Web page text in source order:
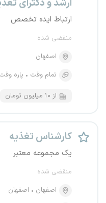
ارشد و دکترای
ارتباط ایده تخصص
منقضی شده
اصفهان
تمام وقت
پاره وقت
از ۱۰ میلیون تومان
کارشناس تغذیه
یک مجموعه معتبر
منقضی شده
اصفهان
اصفهان